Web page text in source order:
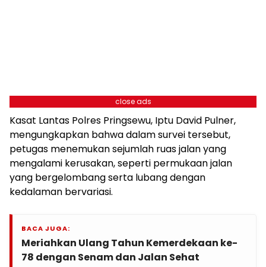
close ads
Kasat Lantas Polres Pringsewu, Iptu David Pulner,
mengungkapkan bahwa dalam survei tersebut,
petugas menemukan sejumlah ruas jalan yang
mengalami kerusakan, seperti permukaan jalan
yang bergelombang serta lubang dengan
kedalaman bervariasi.
BACA JUGA:
Meriahkan Ulang Tahun Kemerdekaan ke-
78 dengan Senam dan Jalan Sehat